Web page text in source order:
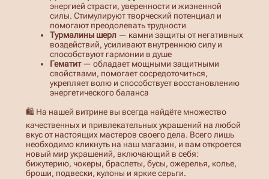
энергией страсти, уверенности и жизненной
силы. Стимулируют творческий потенциал и
помогают преодолевать трудности
Турмалины шерл— камни защиты от негативных
воздействий, усиливают внутреннюю силу и
способствуют гармонии в душе
Гематит— обладает мощными защитными
свойствами, помогает сосредоточиться,
укрепляет волю и способствует восстановлению
энергетического баланса
🛍️ На нашей витрине вы всегда найдёте множество
качественных и привлекательных украшений на любой
вкус от настоящих мастеров своего дела. Всего лишь
необходимо кликнуть на наш магазин, и вам откроется
новый мир украшений, включающий в себя:
бижутерию, чокеры, браслеты, бусы, ожерелья, колье,
броши, подвески, кулоны и яркие серьги.